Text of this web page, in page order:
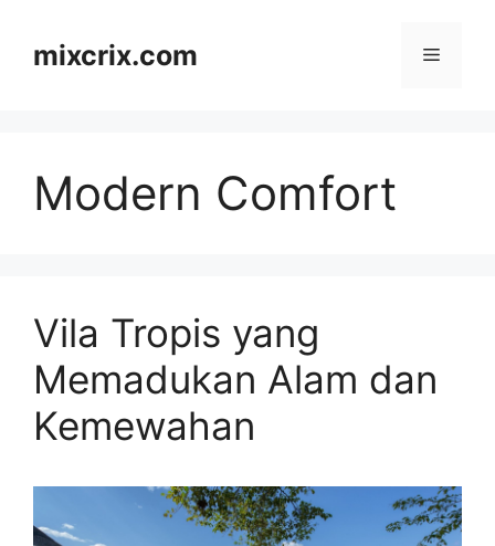
contentmixcrix.com Menu
Modern Comfort
Vila Tropis yang
Memadukan Alam dan
Kemewahan